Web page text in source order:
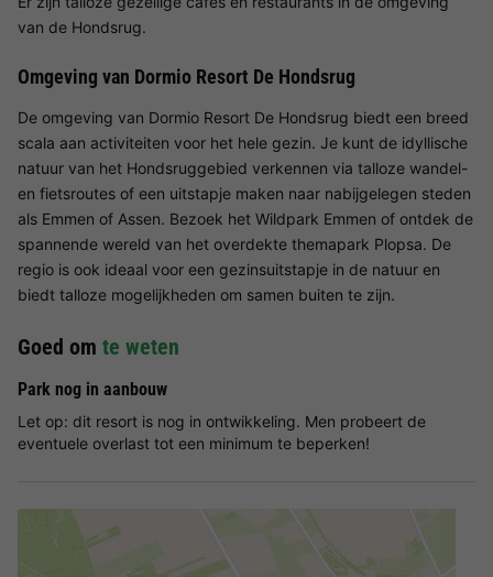
van de Hondsrug.
Omgeving van Dormio Resort De Hondsrug
De omgeving van Dormio Resort De Hondsrug biedt een breed
scala aan activiteiten voor het hele gezin. Je kunt de idyllische
natuur van het Hondsruggebied verkennen via talloze wandel-
en fietsroutes of een uitstapje maken naar nabijgelegen steden
als Emmen of Assen. Bezoek het Wildpark Emmen of ontdek de
spannende wereld van het overdekte themapark Plopsa. De
regio is ook ideaal voor een gezinsuitstapje in de natuur en
biedt talloze mogelijkheden om samen buiten te zijn.
Goed om te weten
Park nog in aanbouw
Let op: dit resort is nog in ontwikkeling. Men probeert de
eventuele overlast tot een minimum te beperken!